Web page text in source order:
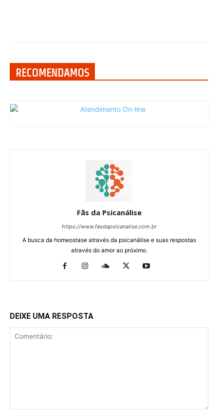
RECOMENDAMOS
Fãs da Psicanálise
https://www.fasdapsicanalise.com.br
A busca da homeostase através da psicanálise e suas respostas
através do amor ao próximo.
DEIXE UMA RESPOSTA